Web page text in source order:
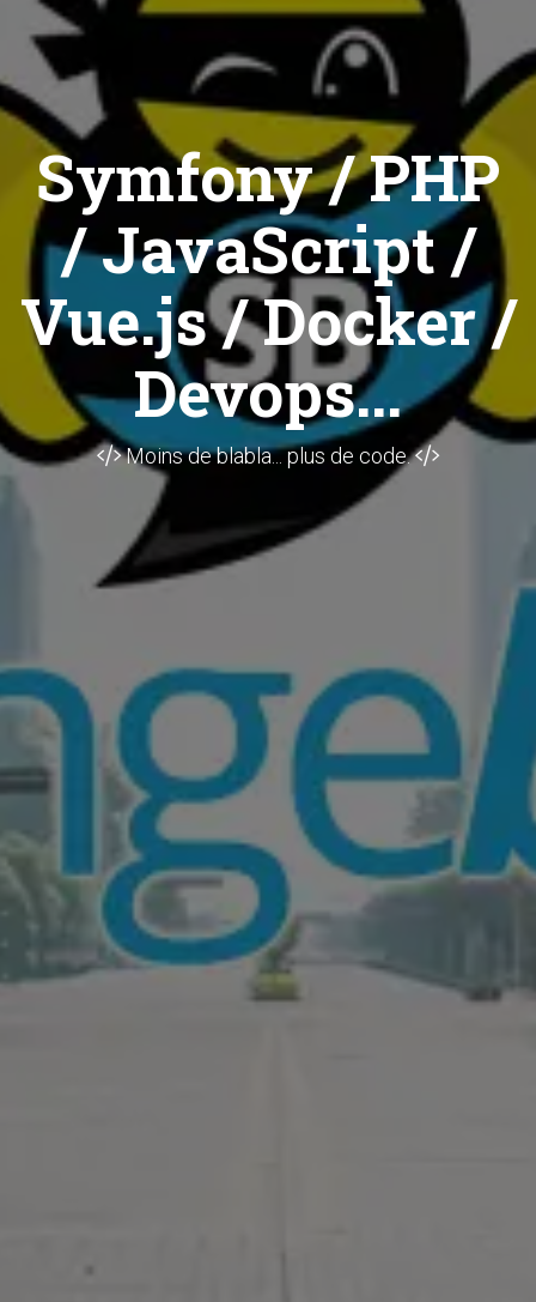
Symfony / PHP
/ JavaScript /
Vue.js / Docker /
Devops...
Moins de blabla... plus de code.